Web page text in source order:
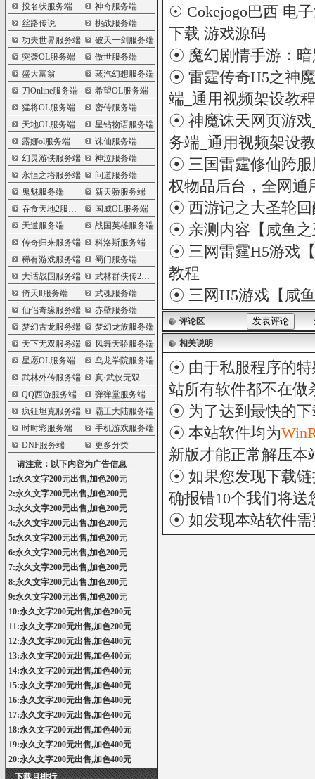
投名状服务端
神奇服务端
丝路传说
挑战服务端
功夫世界服务端
破天一剑服务端
突袭OL服务端
傲世服务端
盛大富翁
蒸汽幻想服务端
刀Online服务端
希望OL服务端
猛将OL服务端
密传服务端
天地OL服务端
星钻物语服务端
露娜ol服务端
诛仙服务端
幻灵游侠服务端
神泣服务端
永恒之塔服务端
问道服务端
鬼魅服务端
新天骄服务端
吞食天地2服务端
国威OL服务端
天道服务端
战国英雄服务端
传奇归来服务端
科洛斯服务端
稀有游戏服务端
蜀门服务端
大话战国服务端
武林群侠传2服务端
倚天Ⅱ服务端
武魂服务端
仙侣奇缘服务端
赤壁服务端
梦幻古龙服务端
梦幻龙族服务端
天下无双服务端
凤舞天骄服务端
星愿OL服务端
乌龙学院服务端
武林外传服务端
真·武侠无双服务端
QQ西游服务端
弹弹堂服务端
疯狂坦克服务端
霸王大陆服务端
时时彩服务端
手机游戏服务端
DNF服务端
更多分类
---请注意：以下内容为广告信息---
1:永久文字200元出售,加色200元
2:永久文字200元出售,加色200元
3:永久文字200元出售,加色200元
4:永久文字200元出售,加色200元
5:永久文字200元出售,加色200元
6:永久文字200元出售,加色200元
7:永久文字200元出售,加色200元
8:永久文字200元出售,加色200元
9:永久文字200元出售,加色200元
10:永久文字200元出售,加色200元
11:永久文字200元出售,加色200元
12:永久文字200元出售,加色400元
13:永久文字200元出售,加色400元
14:永久文字200元出售,加色400元
15:永久文字200元出售,加色400元
16:永久文字200元出售,加色400元
17:永久文字200元出售,加色400元
18:永久文字200元出售,加色400元
19:永久文字200元出售,加色400元
20:永久文字200元出售,加色400元
下载月排行
☉ Cokejogo巴西 电
下载 游戏源码
☉ 魔幻剧情手游：
☉ 雷霆传奇H5之神
端_通用视频架设教
☉ 神魔诛天网页游
务端_通用视频架设
☉ 三国雷霆修仙跨
权物品后台，全网通
☉ 西游记之大圣轮
☉ 亲测内容【咸鱼
☉ 三网雷霆H5游戏
教程
☉ 三网H5游戏【咸
评论区
相关说明
☉ 由于私服程序的特
站所有软件都不在做
☉ 为了达到最快的
☉ 本站软件均为
新版才能正常解压本
☉ 如果您发现下载链
确报错10个我们将送
☉ 如发现本站软件